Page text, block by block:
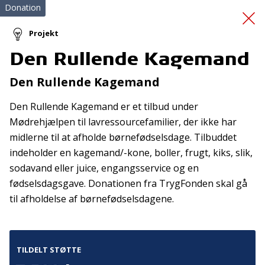
Den Rullende Kagemand
Donation
Projekt
Den Rullende Kagemand
Den Rullende Kagemand
Den Rullende Kagemand er et tilbud under
Mødrehjælpen til lavressourcefamilier, der ikke har
midlerne til at afholde børnefødselsdage. Tilbuddet
indeholder en kagemand/-kone, boller, frugt, kiks, slik,
sodavand eller juice, engangsservice og en
fødselsdagsgave. Donationen fra TrygFonden skal gå
til afholdelse af børnefødselsdagene.
TILDELT STØTTE
Tilmeld nyhedsbrev
De seneste nyheder om TrygFondens og TryghedsGruppens